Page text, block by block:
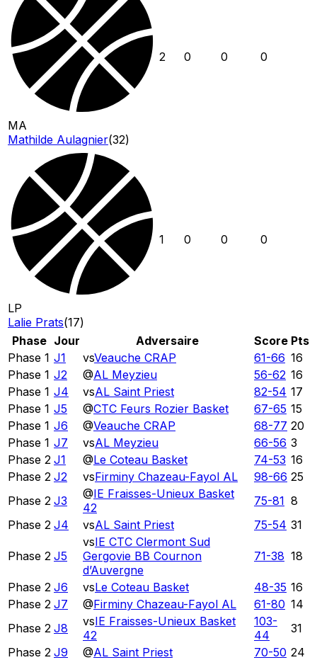
MA
Mathilde Aulagnier(32)
2 0 0 0
LP
Lalie Prats(17)
1 0 0 0
Phase Jour Adversaire Score Pts
Phase 1 J1 vsVeauche CRAP 61-66 16
Phase 1 J2 @AL Meyzieu 56-62 16
Phase 1 J4 vsAL Saint Priest 82-54 17
Phase 1 J5 @CTC Feurs Rozier Basket 67-65 15
Phase 1 J6 @Veauche CRAP 68-77 20
Phase 1 J7 vsAL Meyzieu 66-56 3
Phase 2 J1 @Le Coteau Basket 74-53 16
Phase 2 J2 vsFirminy Chazeau-Fayol AL 98-66 25
Phase 2 J3 @IE Fraisses-Unieux Basket
42
75-81 8
Phase 2 J4 vsAL Saint Priest 75-54 31
Phase 2 J5
vsIE CTC Clermont Sud
Gergovie BB Cournon
d’Auvergne
71-38 18
Phase 2 J6 vsLe Coteau Basket 48-35 16
Phase 2 J7 @Firminy Chazeau-Fayol AL 61-80 14
Phase 2 J8 vsIE Fraisses-Unieux Basket
42
103-
44
31
Phase 2 J9 @AL Saint Priest 70-50 24